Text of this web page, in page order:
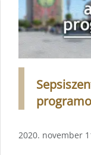
2020. november